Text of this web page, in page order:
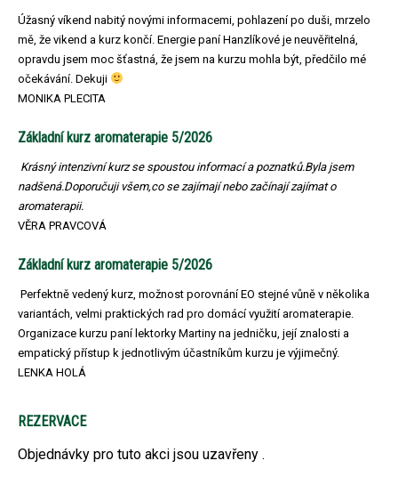
Úžasný víkend nabitý novými informacemi, pohlazení po duši, mrzelo
mě, že vikend a kurz končí. Energie paní Hanzlíkové je neuvěřitelná,
opravdu jsem moc šťastná, že jsem na kurzu mohla být, předčilo mé
očekávání. Dekuji
MONIKA PLECITA
Základní kurz aromaterapie 5/2026
Krásný intenzivní kurz se spoustou informací a poznatků.Byla jsem
nadšená.Doporučuji všem,co se zajímají nebo začínají zajímat o
aromaterapii.
VĚRA PRAVCOVÁ
Základní kurz aromaterapie 5/2026
Perfektně vedený kurz, možnost porovnání EO stejné vůně v několika
variantách, velmi praktických rad pro domácí využití aromaterapie.
Organizace kurzu paní lektorky Martiny na jedničku, její znalosti a
empatický přístup k jednotlivým účastníkům kurzu je výjimečný.
LENKA HOLÁ
REZERVACE
Objednávky pro tuto akci jsou uzavřeny .